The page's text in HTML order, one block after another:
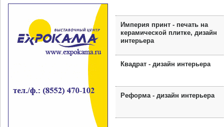
Империя принт - печать на
керамической плитке, дизайн
интерьера
Квадрат - дизайн интерьера
Реформа - дизайн интерьера